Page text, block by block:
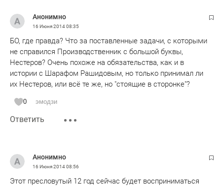
Анонимно
16 Июня 201408:35
БО, где правда? Что за поставленные задачи, с которыми
не справился Производственник с большой буквы,
Нестеров? Очень похоже на обязательства, как и в
истории с Шарафом Рашидовым, но только принимал ли
их Нестеров, или всё те же, но "стоящие в сторонке"?
0 эмодзи
Ответить
Анонимно
16 Июня 201408:56
Этот пресловутый 12 год сейчас будет восприниматься